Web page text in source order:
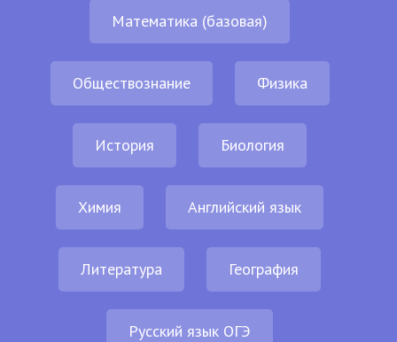
Математика (базовая)
Обществознание Физика
История Биология
Химия Английский язык
Литература География
Русский язык ОГЭ